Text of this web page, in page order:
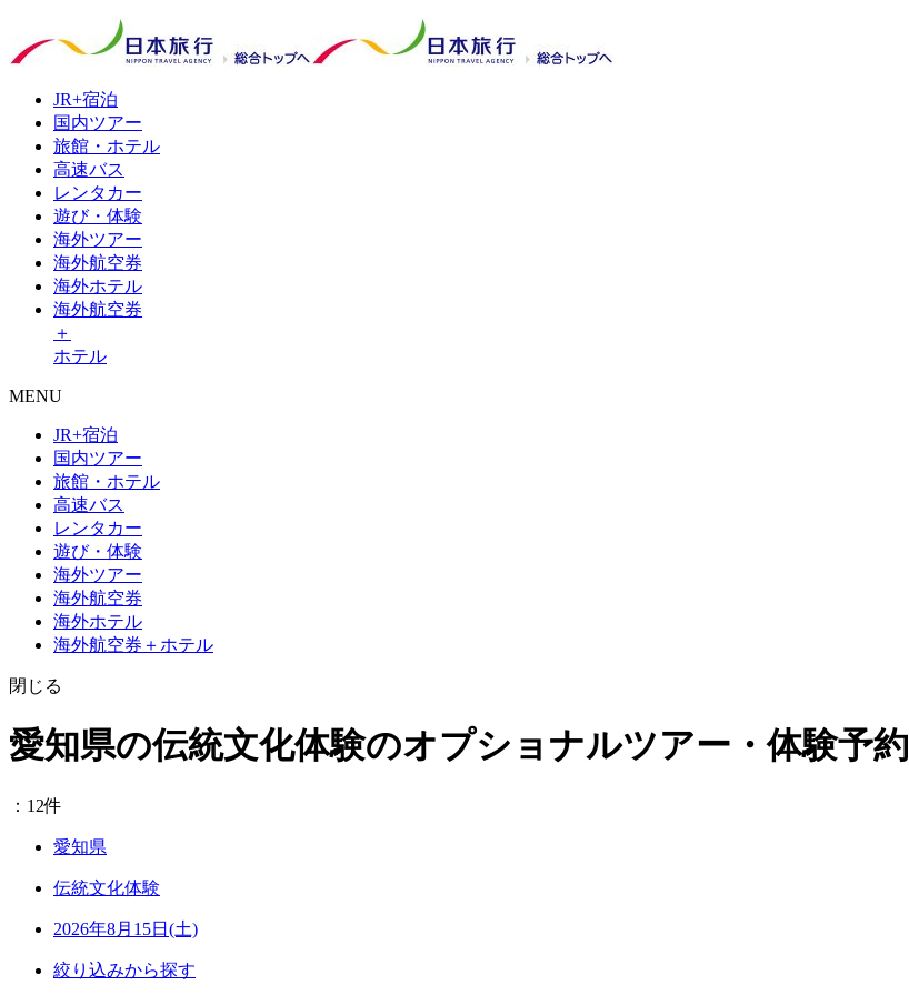
JR+宿泊
国内ツアー
旅館・ ホテル
高速バス
レンタ カー
遊び・ 体験
海外ツアー
海外航空券
海外ホテル
海外航空券
＋
ホテル
MENU
JR+宿泊
国内ツアー
旅館・ホテル
高速バス
レンタカー
遊び・体験
海外ツアー
海外航空券
海外ホテル
海外航空券＋ホテル
閉じる
愛知県の伝統文化体験のオプショナルツアー・体験予約
：12件
愛知県
伝統文化体験
2026年8月15日(土)
絞り込みから探す